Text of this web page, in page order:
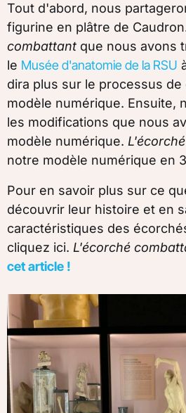
Tout d'abord, nous
figurine en plâtre de
combattant que nous avons
le Musée d'anatomie de la RSU
dira plus sur le processus
modèle numérique. Ensuite,
les modifications que nous
modèle numérique.
notre modèle numérique en
Pour en savoir plus sur ce
découvrir leur histoire et en
caractéristiques des
cliquez ici. L'écorché
cet article !